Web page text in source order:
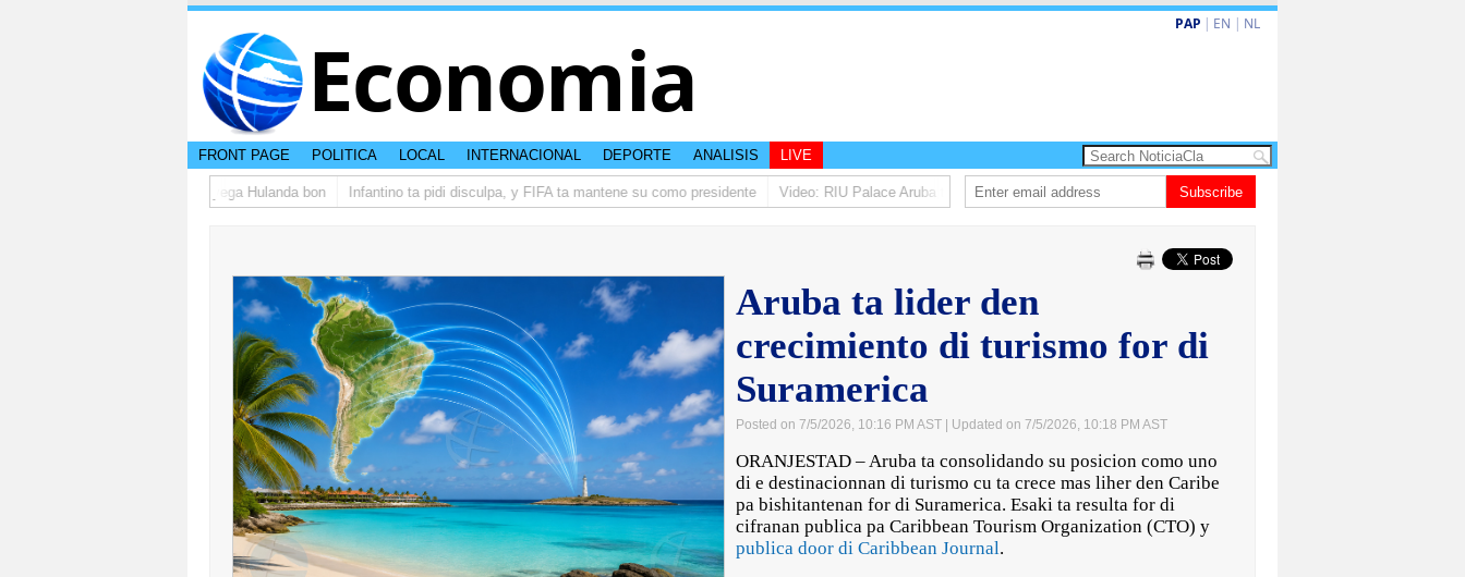
Economia PAP | EN | NL
FRONT PAGE POLITICA LOCAL INTERNACIONAL DEPORTE ANALISIS LIVE
di studiantenan di Aruba a yega Hulanda bon Infantino ta pidi disculpa, y FIFA ta mantene su como presidente Video: RIU Palace Aruba ta eleva turismo premium cu renobacion di US$106 miyon
Subscribe
Aruba ta lider den
crecimiento di turismo for di
Suramerica
Posted on 7/5/2026, 10:16 PM AST | Updated on 7/5/2026, 10:18 PM AST
ORANJESTAD – Aruba ta consolidando su posicion como uno
di e destinacionnan di turismo cu ta crece mas liher den Caribe
pa bishitantenan for di Suramerica. Esaki ta resulta for di
cifranan publica pa Caribbean Tourism Organization (CTO) y
publica door di Caribbean Journal.